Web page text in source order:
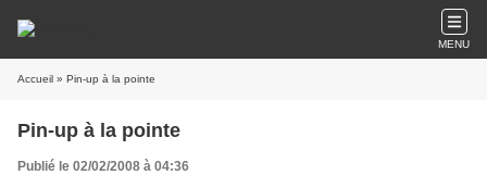
MENU
Accueil » Pin-up à la pointe
Pin-up à la pointe
Publié le 02/02/2008 à 04:36